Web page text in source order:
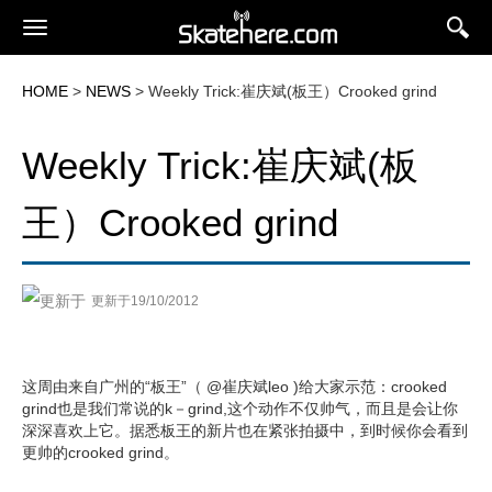
HOME > NEWS > Weekly Trick:崔庆斌(板王）Crooked grind
Weekly Trick:崔庆斌(板
王）Crooked grind
更新于19/10/2012
这周由来自广州的“板王”（ @崔庆斌leo )给大家示范：crooked
grind也是我们常说的k－grind,这个动作不仅帅气，而且是会让你
深深喜欢上它。据悉板王的新片也在紧张拍摄中，到时候你会看到
更帅的crooked grind。